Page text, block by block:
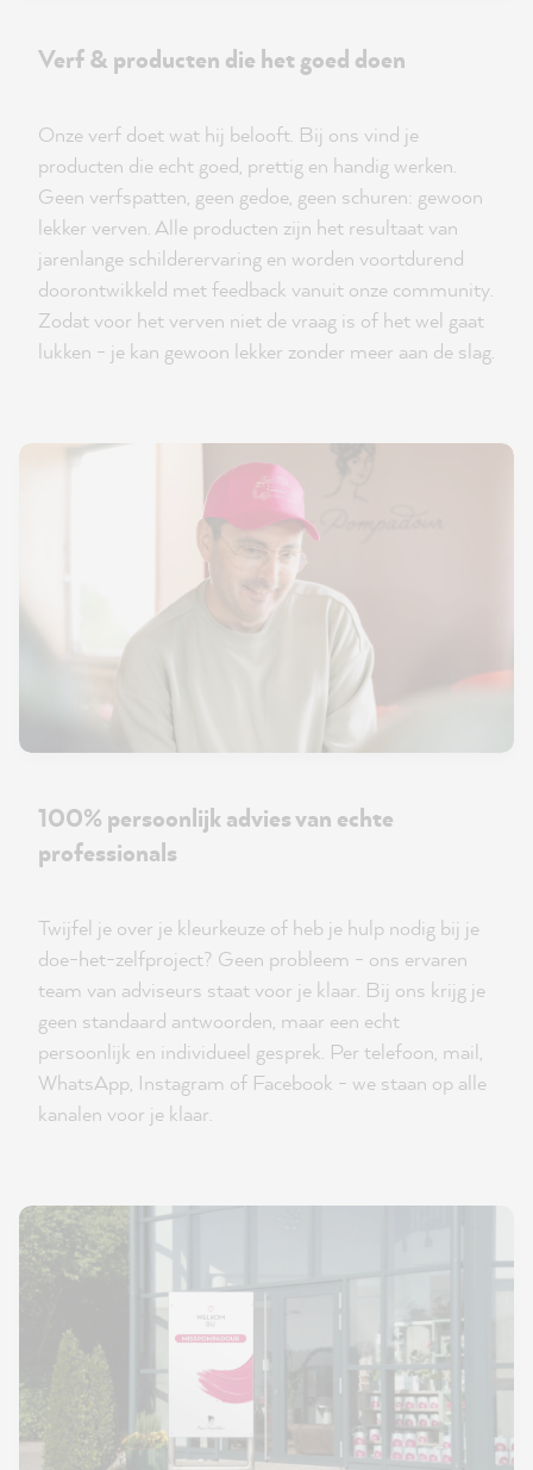
Verf & producten die het goed doen
Onze verf doet wat hij belooft. Bij ons vind je
producten die echt goed, prettig en handig werken.
Geen verfspatten, geen gedoe, geen schuren: gewoon
lekker verven. Alle producten zijn het resultaat van
jarenlange schilderervaring en worden voortdurend
doorontwikkeld met feedback vanuit onze community.
Zodat voor het verven niet de vraag is of het wel gaat
lukken - je kan gewoon lekker zonder meer aan de slag.
100% persoonlijk advies van echte
professionals
Twijfel je over je kleurkeuze of heb je hulp nodig bij je
doe-het-zelfproject? Geen probleem - ons ervaren
team van adviseurs staat voor je klaar. Bij ons krijg je
geen standaard antwoorden, maar een echt
persoonlijk en individueel gesprek. Per telefoon, mail,
WhatsApp, Instagram of Facebook - we staan op alle
kanalen voor je klaar.